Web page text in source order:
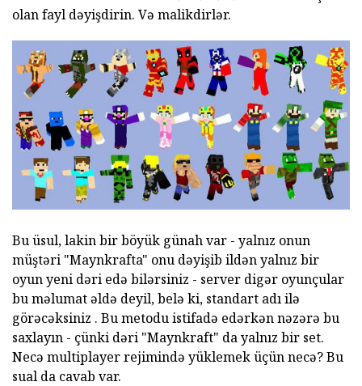
olan fayl dəyişdirin. Və malikdirlər.
Bu üsul, lakin bir böyük günah var - yalnız onun
müştəri "Maynkrafta" onu dəyişib ildən yalnız bir
oyun yeni dəri edə bilərsiniz - server digər oyunçular
bu məlumat əldə deyil, belə ki, standart adı ilə
görəcəksiniz . Bu metodu istifadə edərkən nəzərə bu
saxlayın - çünki dəri "Maynkraft" da yalnız bir set.
Necə multiplayer rejimində yüklemek üçün necə? Bu
sual da cavab var.